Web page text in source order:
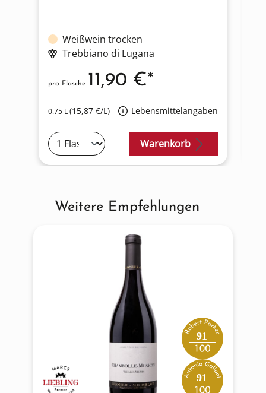
Weißwein trocken
Trebbiano di Lugana
0.75 L(15,87 €/L) Lebensmittelangaben
pro Flasche 11,90 €*
Warenkorb
Produktgalerie überspringen
Weitere Empfehlungen
91
91